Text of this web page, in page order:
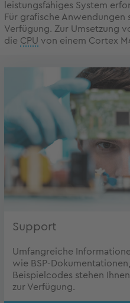
leistungsfähiges System
Für grafische Anwendungen
Verfügung. Zur Umsetzung
die CPU von einem Cortex
Support
Umfangreiche
wie BSP-
Beispielcodes stehen
zur Verfügung.